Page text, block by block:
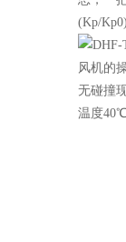
(Kp/
风机的
无碰撞
温度